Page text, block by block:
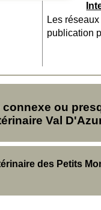
Les
publication
connexe ou
Val
des Petits